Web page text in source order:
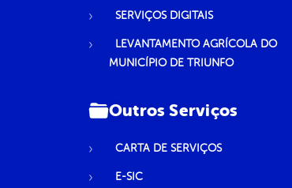
SERVIÇOS DIGITAIS
LEVANTAMENTO AGRÍCOLA DO
MUNICÍPIO DE TRIUNFO
Outros Serviços
CARTA DE SERVIÇOS
E-SIC